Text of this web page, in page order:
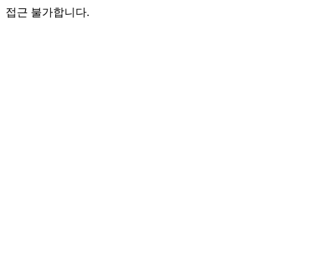
접근 불가합니다.